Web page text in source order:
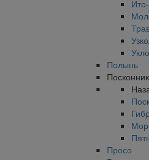
Полынь
Посконник
Просо